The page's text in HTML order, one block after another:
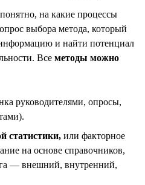
на какие процессы
выбора метода, который
и найти потенциал
Все методы можно
руководителями, опросы,
статистики, или факторное
на основе справочников,
— внешний, внутренний,